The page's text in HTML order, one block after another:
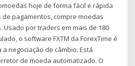
hoje de forma fácil e rápida
pagamentos, compre moedas
Usado por traders em mais de 180
o software FXTM da ForexTime é
negociação de câmbio. Está
de moeda automatizado. O